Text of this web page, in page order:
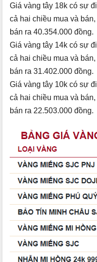
Giá vàng tây 18k có sự
cả hai chiều mua và
bán ra 40.354.000 đồng.
Giá vàng tây 14k có sự
cả hai chiều mua và
bán ra 31.402.000 đồng.
Giá vàng tây 10k có sự
cả hai chiều mua và
bán ra 22.503.000 đồng.